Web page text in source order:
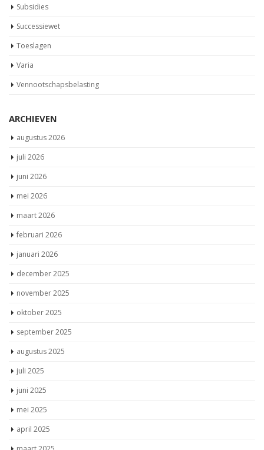
Subsidies
Successiewet
Toeslagen
Varia
Vennootschapsbelasting
ARCHIEVEN
augustus 2026
juli 2026
juni 2026
mei 2026
maart 2026
februari 2026
januari 2026
december 2025
november 2025
oktober 2025
september 2025
augustus 2025
juli 2025
juni 2025
mei 2025
april 2025